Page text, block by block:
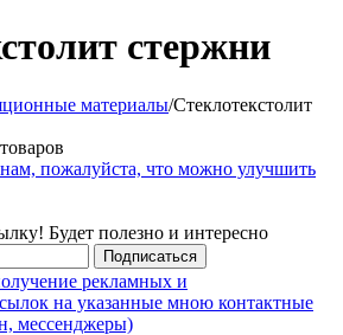
стержни
материалы/Стеклотекстолит
пожалуйста, что можно улучшить
Будет полезно и интересно
Подписаться
рекламных и
на указанные мною контактные
мессенджеры)